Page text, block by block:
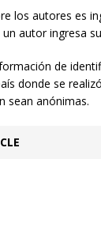
los autores es
autor ingresa
de
donde se
sean anónimas.